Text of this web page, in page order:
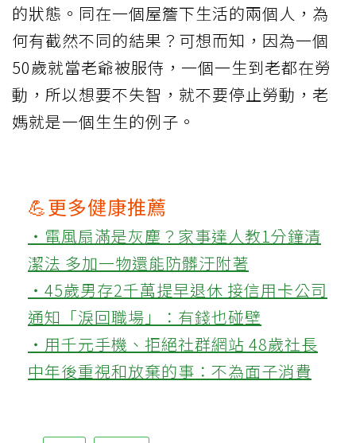
的狀態。同在一個屋簷下生活的兩個人，為
何有截然不同的結果？可想而知，因為一個
50歲就當老爺被服侍，一個一生到老都在勞
動，所以想要不失智，就不要停止勞動，老
媽就是一個生生的例子。
💪更多健康推薦
‧電風扇滿是灰塵？家事達人教1分鐘清
潔法 多加一物還能防髒汙附著
‧45歲男存2千萬提早退休 接信用卡公司
通知「淚回職場」：有錢也碰壁
‧用千元手機、拒絕社群網站 48歲社長
中年後重視和放棄的事：不為面子消費